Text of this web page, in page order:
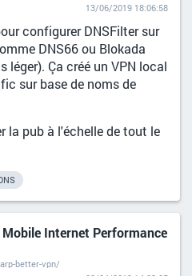
13/06/2019 18:06:58
configurer DNSFilter sur
DNS66 ou Blokada
léger). Ça créé un VPN local
sur base de noms de
la pub à l'échelle de tout le
Internet Performance
better-vpn/